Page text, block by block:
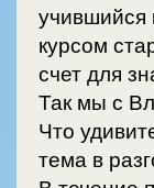
учившийся
курсом
счет для
Так мы с
Что
тема в